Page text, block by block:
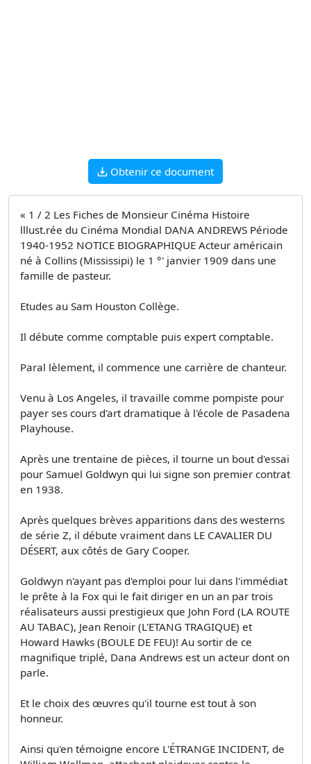
Obtenir ce document
« 1 / 2 Les Fiches de Monsieur Cinéma Histoire
lllust.rée du Cinéma Mondial DANA ANDREWS Période
1940-1952 NOTICE BIOGRAPHIQUE Acteur américain
né à Collins (Mississipi) le 1 °' janvier 1909 dans une
famille de pasteur.
Etudes au Sam Houston Collège.
Il débute comme comptable puis expert comptable.
Paral­ lèlement, il commence une carrière de chanteur.
Venu à Los Angeles, il travaille comme pompiste pour
payer ses cours d'art dramatique à l'école de Pasadena
Playhouse.
Après une trentaine de pièces, il tourne un bout d'essai
pour Samuel Goldwyn qui lui signe son premier contrat
en 1938.
Après quelques brèves apparitions dans des westerns
de série Z, il débute vraiment dans LE CAVALIER DU
DÉSERT, aux côtés de Gary Cooper.
Goldwyn n'ayant pas d'emploi pour lui dans l'immédiat
le prête à la Fox qui le fait diriger en un an par trois
réalisateurs aussi prestigieux que John Ford (LA ROUTE
AU TABAC), Jean Renoir (L'ETANG TRAGIQUE) et
Howard Hawks (BOULE DE FEU)! Au sortir de ce
magnifique triplé, Dana Andrews est un acteur dont on
parle.
Et le choix des œuvres qu'il tourne est tout à son
honneur.
Ainsi qu'en témoigne encore L'ÉTRANGE INCIDENT, de